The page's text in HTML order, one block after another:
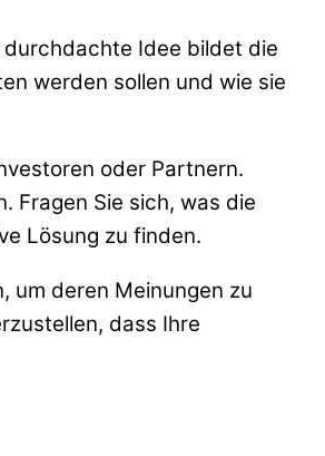
Idee bildet die
werden sollen und wie sie
oder Partnern.
Fragen Sie sich, was die
Lösung zu finden.
um deren Meinungen zu
dass Ihre